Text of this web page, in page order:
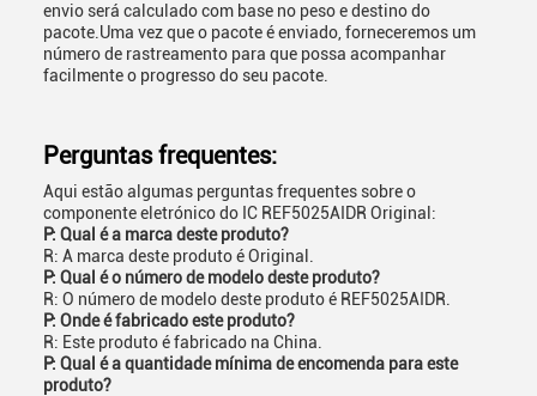
envio será calculado com base no peso e destino do
pacote.Uma vez que o pacote é enviado, forneceremos um
número de rastreamento para que possa acompanhar
facilmente o progresso do seu pacote.
Perguntas frequentes:
Aqui estão algumas perguntas frequentes sobre o
componente eletrónico do IC REF5025AIDR Original:
P: Qual é a marca deste produto?
R: A marca deste produto é Original.
P: Qual é o número de modelo deste produto?
R: O número de modelo deste produto é REF5025AIDR.
P: Onde é fabricado este produto?
R: Este produto é fabricado na China.
P: Qual é a quantidade mínima de encomenda para este
produto?